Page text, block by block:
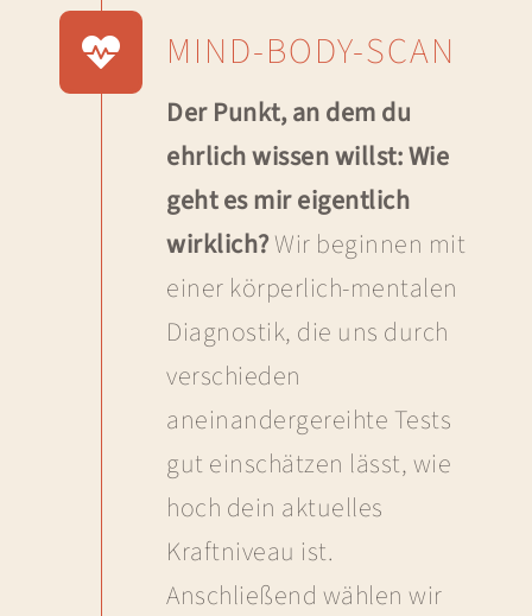
MIND-BODY-SCAN
Der Punkt, an dem du
ehrlich wissen willst: Wie
geht es mir eigentlich
wirklich?Wir beginnen mit
einer körperlich-mentalen
Diagnostik, die uns durch
verschieden
aneinandergereihte Tests
gut einschätzen lässt, wie
hoch dein aktuelles
Kraftniveau ist.
Anschließend wählen wir